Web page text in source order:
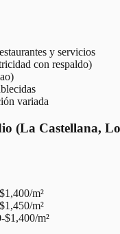
y servicios
con respaldo)
variada
(La Castellana,
m²
m²
$1,400/m²